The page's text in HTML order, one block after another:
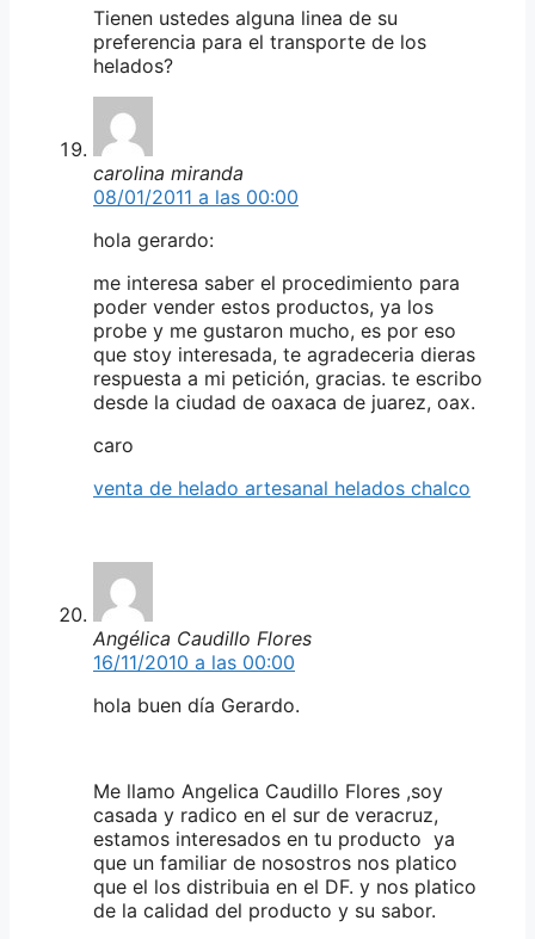
Tienen ustedes alguna linea de su
preferencia para el transporte de los
helados?
carolina miranda
08/01/2011 a las 00:00
hola gerardo:
me interesa saber el procedimiento para
poder vender estos productos, ya los
probe y me gustaron mucho, es por eso
que stoy interesada, te agradeceria dieras
respuesta a mi petición, gracias. te escribo
desde la ciudad de oaxaca de juarez, oax.
caro
venta de helado artesanal helados chalco
Angélica Caudillo Flores
16/11/2010 a las 00:00
hola buen día Gerardo.
Me llamo Angelica Caudillo Flores ,soy
casada y radico en el sur de veracruz,
estamos interesados en tu producto ya
que un familiar de nosostros nos platico
que el los distribuia en el DF. y nos platico
de la calidad del producto y su sabor.